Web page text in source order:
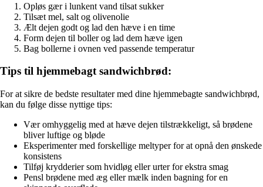
Opløs gær i lunkent vand tilsat sukker
Tilsæt mel, salt og olivenolie
Ælt dejen godt og lad den hæve i en time
Form dejen til boller og lad dem hæve igen
Bag bollerne i ovnen ved passende temperatur
Tips til hjemmebagt sandwichbrød:
For at sikre de bedste resultater med dine hjemmebagte sandwichbrød,
kan du følge disse nyttige tips:
Vær omhyggelig med at hæve dejen tilstrækkeligt, så brødene
bliver luftige og bløde
Eksperimenter med forskellige meltyper for at opnå den ønskede
konsistens
Tilføj krydderier som hvidløg eller urter for ekstra smag
Pensl brødene med æg eller mælk inden bagning for en